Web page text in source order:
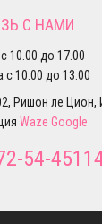
С НАМИ
10.00 до 17.00
с 10.00 до 13.00
Ришон ле Цион,
Waze Google
54-